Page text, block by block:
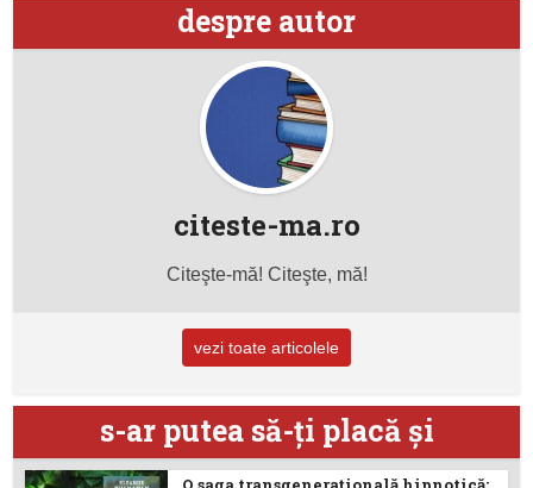
despre autor
citeste-ma.ro
Citeşte-mă! Citeşte, mă!
vezi toate articolele
s-ar putea să-ţi placă şi